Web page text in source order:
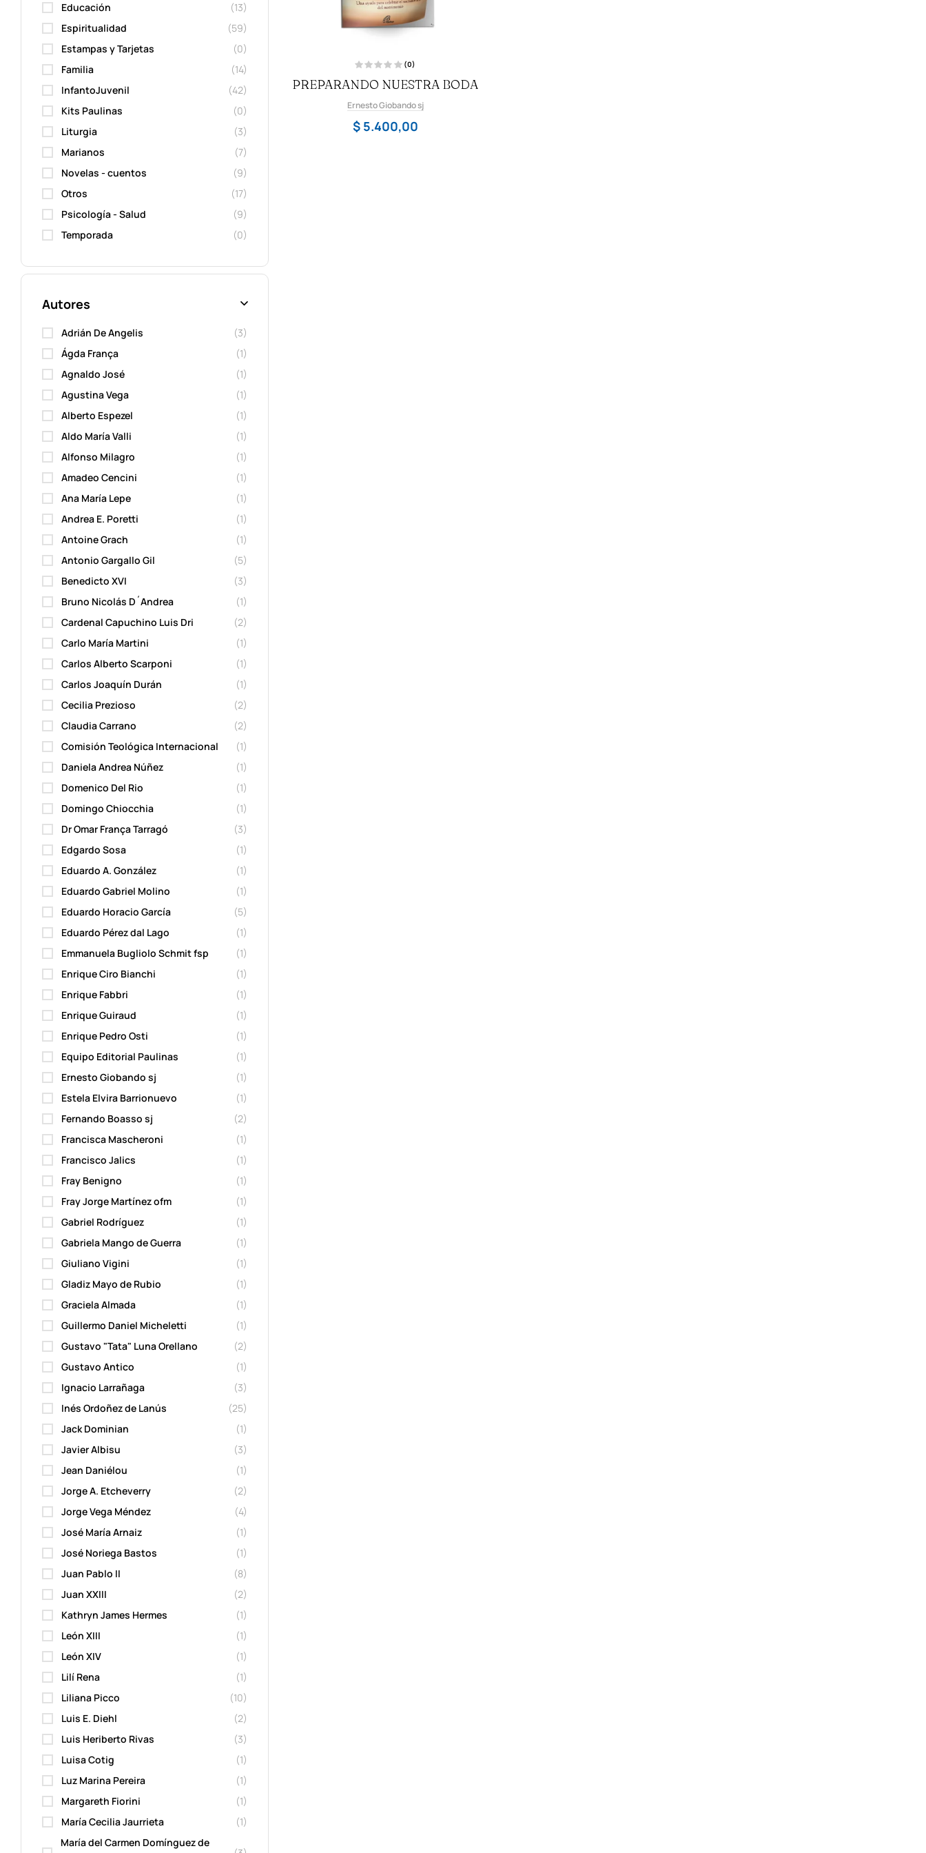
a
l
r
a
d
o
(0)
PREPARANDO NUESTRA BODA
Ernesto Giobando sj
$5.400,00
Educación
(13)
Espiritualidad
(59)
Estampas y Tarjetas
(0)
Familia
(14)
InfantoJuvenil
(42)
Kits Paulinas
(0)
Liturgia
(3)
Marianos
(7)
Novelas - cuentos
(9)
Otros
(17)
Psicología - Salud
(9)
Temporada
(0)
Autores
Adrián De Angelis
(3)
Ágda França
(1)
Agnaldo José
(1)
Agustina Vega
(1)
Alberto Espezel
(1)
Aldo María Valli
(1)
Alfonso Milagro
(1)
Amadeo Cencini
(1)
Ana María Lepe
(1)
Andrea E. Poretti
(1)
Antoine Grach
(1)
Antonio Gargallo Gil
(5)
Benedicto XVI
(3)
Bruno Nicolás D´Andrea
(1)
Cardenal Capuchino Luis Dri
(2)
Carlo María Martini
(1)
Carlos Alberto Scarponi
(1)
Carlos Joaquín Durán
(1)
Cecilia Prezioso
(2)
Claudia Carrano
(2)
Comisión Teológica Internacional
(1)
Daniela Andrea Núñez
(1)
Domenico Del Rio
(1)
Domingo Chiocchia
(1)
Dr Omar França Tarragó
(3)
Edgardo Sosa
(1)
Eduardo A. González
(1)
Eduardo Gabriel Molino
(1)
Eduardo Horacio García
(5)
Eduardo Pérez dal Lago
(1)
Emmanuela Bugliolo Schmit fsp
(1)
Enrique Ciro Bianchi
(1)
Enrique Fabbri
(1)
Enrique Guiraud
(1)
Enrique Pedro Osti
(1)
Equipo Editorial Paulinas
(1)
Ernesto Giobando sj
(1)
Estela Elvira Barrionuevo
(1)
Fernando Boasso sj
(2)
Francisca Mascheroni
(1)
Francisco Jalics
(1)
Fray Benigno
(1)
Fray Jorge Martínez ofm
(1)
Gabriel Rodríguez
(1)
Gabriela Mango de Guerra
(1)
Giuliano Vigini
(1)
Gladiz Mayo de Rubio
(1)
Graciela Almada
(1)
Guillermo Daniel Micheletti
(1)
Gustavo "Tata" Luna Orellano
(2)
Gustavo Antico
(1)
Ignacio Larrañaga
(3)
Inés Ordoñez de Lanús
(25)
Jack Dominian
(1)
Javier Albisu
(3)
Jean Daniélou
(1)
Jorge A. Etcheverry
(2)
Jorge Vega Méndez
(4)
José María Arnaiz
(1)
José Noriega Bastos
(1)
Juan Pablo II
(8)
Juan XXIII
(2)
Kathryn James Hermes
(1)
León XIII
(1)
León XIV
(1)
Lilí Rena
(1)
Liliana Picco
(10)
Luis E. Diehl
(2)
Luis Heriberto Rivas
(3)
Luisa Cotig
(1)
Luz Marina Pereira
(1)
Margareth Fiorini
(1)
María Cecilia Jaurrieta
(1)
María del Carmen Domínguez de